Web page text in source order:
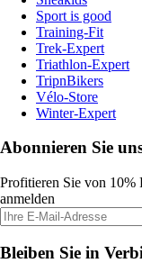
Sport is good
Training-Fit
Trek-Expert
Triathlon-Expert
TripnBikers
Vélo-Store
Winter-Expert
Abonnieren Sie
Profitieren Sie von 10%
anmelden
Bleiben Sie in